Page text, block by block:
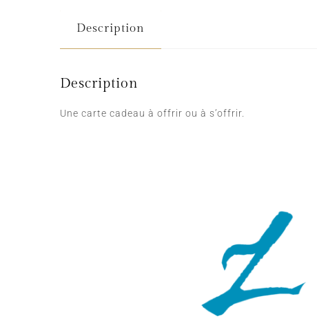
Description
Description
Une carte cadeau à offrir ou à s’offrir.